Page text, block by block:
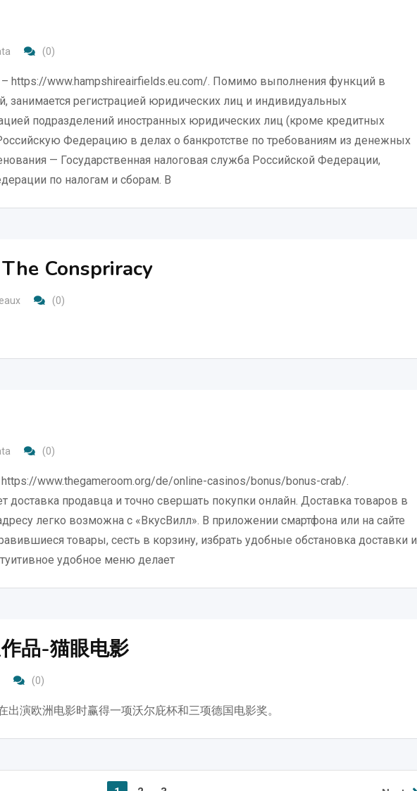
(0)
– https://www.hampshireairfields.eu.com/. Помимо выполнения функций в
занимается регистрацией юридических лиц и индивидуальных
подразделений иностранных юридических лиц (кроме кредитных
Федерацию в делах о банкротстве по требованиям из денежных
— Государственная налоговая служба Российской Федерации,
по налогам и сборам. В
Conspriracy
(0)
(0)
https://www.thegameroom.org/de/online-casinos/bonus/bonus-crab/.
доставка продавца и точно свершать покупки онлайн. Доставка товаров в
легко возможна с «ВкусВилл». В приложении смартфона или на сайте
товары, сесть в корзину, избрать удобные обстановка доставки и
удобное меню делает
品-猫眼电影
(0)
出演欧洲电影时赢得一项沃尔庇杯和三项德国电影奖。